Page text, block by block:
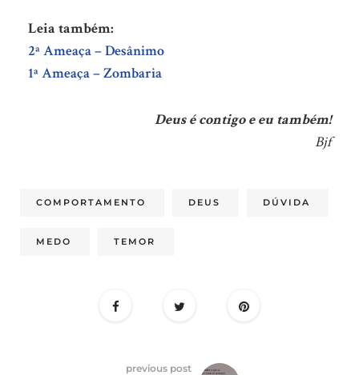
Leia também:
2ª Ameaça – Desânimo
1ª Ameaça – Zombaria
Deus é contigo e eu também!
Bjf
COMPORTAMENTO DEUS DÚVIDA
MEDO TEMOR
previous post